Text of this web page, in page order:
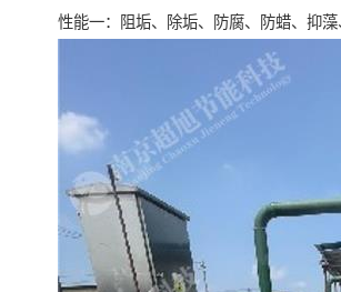
性能一：阻垢、除垢、防腐、防蜡、抑藻